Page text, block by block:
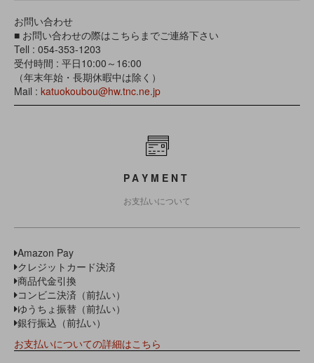
お問い合わせ
■ お問い合わせの際はこちらまでご連絡下さい
Tell : 054-353-1203
受付時間 : 平日10:00～16:00
（年末年始・長期休暇中は除く）
Mail : katuokoubou@hw.tnc.ne.jp
PAYMENT
お支払いについて
Amazon Pay
クレジットカード決済
商品代金引換
コンビニ決済（前払い）
ゆうちょ振替（前払い）
銀行振込（前払い）
お支払いについての詳細はこちら